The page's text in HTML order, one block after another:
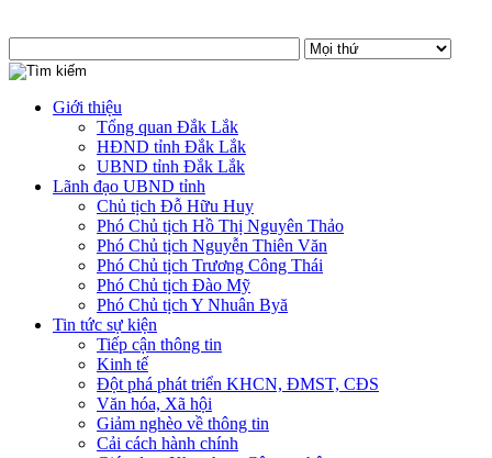
Giới thiệu
Tổng quan Đắk Lắk
HĐND tỉnh Đắk Lắk
UBND tỉnh Đắk Lắk
Lãnh đạo UBND tỉnh
Chủ tịch Đỗ Hữu Huy
Phó Chủ tịch Hồ Thị Nguyên Thảo
Phó Chủ tịch Nguyễn Thiên Văn
Phó Chủ tịch Trương Công Thái
Phó Chủ tịch Đào Mỹ
Phó Chủ tịch Y Nhuân Byă
Tin tức sự kiện
Tiếp cận thông tin
Kinh tế
Đột phá phát triển KHCN, ĐMST, CĐS
Văn hóa, Xã hội
Giảm nghèo về thông tin
Cải cách hành chính